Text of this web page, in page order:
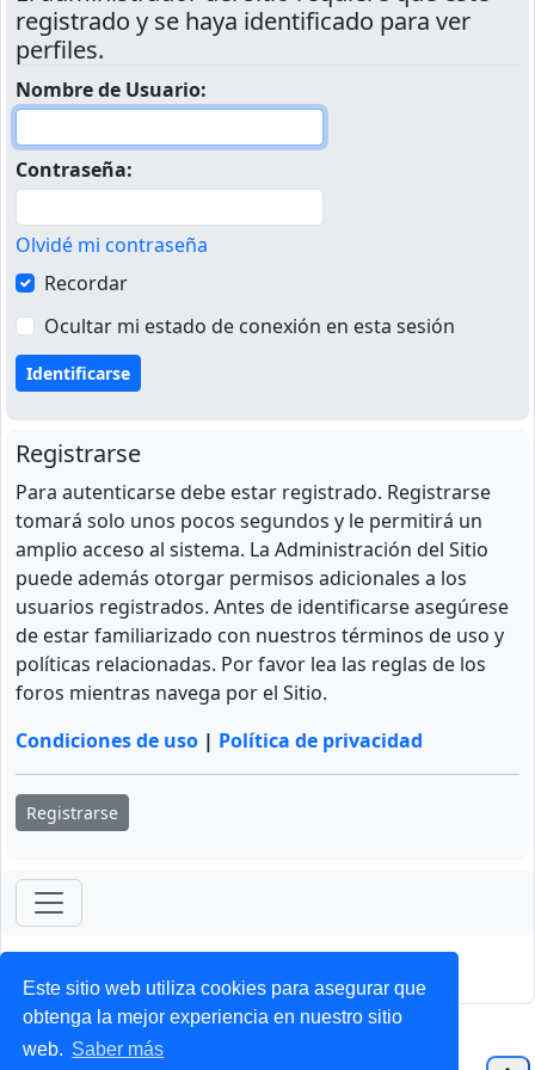
Este sitio web utiliza cookies para asegurar que
obtenga la mejor experiencia en nuestro sitio
web. Saber más
registrado y se haya identificado para ver
perfiles.
Nombre de Usuario:
Contraseña:
Olvidé mi contraseña
Recordar
Ocultar mi estado de conexión en esta sesión
Registrarse
Para autenticarse debe estar registrado. Registrarse
tomará solo unos pocos segundos y le permitirá un
amplio acceso al sistema. La Administración del Sitio
puede además otorgar permisos adicionales a los
usuarios registrados. Antes de identificarse asegúrese
de estar familiarizado con nuestros términos de uso y
políticas relacionadas. Por favor lea las reglas de los
foros mientras navega por el Sitio.
Condiciones de uso | Política de privacidad
Registrarse
ForoClub 2025
Privacidad| Condiciones